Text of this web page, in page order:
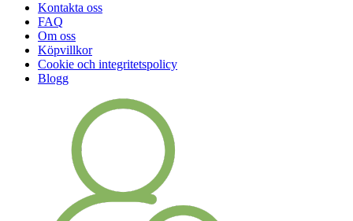
Kontakta oss
FAQ
Om oss
Köpvillkor
Cookie och integritetspolicy
Blogg